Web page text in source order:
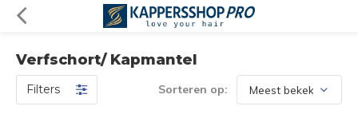
Verfschort/ Kapmantel
Filters Sorteren op: